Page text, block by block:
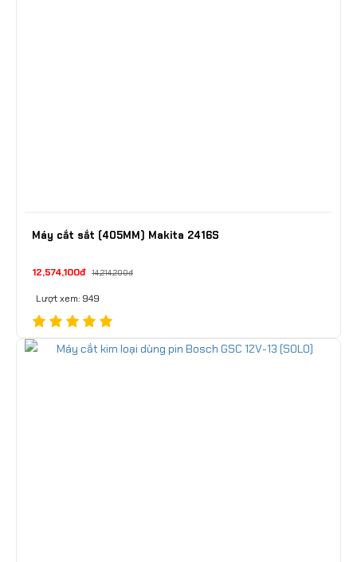
Máy cắt sắt (405MM) Makita 2416S
12,574,100đ 14,214,200đ
Lượt xem: 949